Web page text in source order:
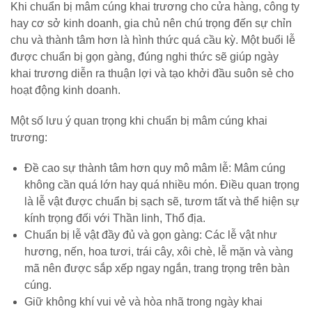
Khi chuẩn bị mâm cúng khai trương cho cửa hàng, công ty
hay cơ sở kinh doanh, gia chủ nên chú trọng đến sự chỉn
chu và thành tâm hơn là hình thức quá cầu kỳ. Một buổi lễ
được chuẩn bị gọn gàng, đúng nghi thức sẽ giúp ngày
khai trương diễn ra thuận lợi và tạo khởi đầu suôn sẻ cho
hoạt động kinh doanh.
Một số lưu ý quan trọng khi chuẩn bị mâm cúng khai
trương:
Đề cao sự thành tâm hơn quy mô mâm lễ: Mâm cúng
không cần quá lớn hay quá nhiều món. Điều quan trọng
là lễ vật được chuẩn bị sạch sẽ, tươm tất và thể hiện sự
kính trọng đối với Thần linh, Thổ địa.
Chuẩn bị lễ vật đầy đủ và gọn gàng: Các lễ vật như
hương, nến, hoa tươi, trái cây, xôi chè, lễ mặn và vàng
mã nên được sắp xếp ngay ngắn, trang trọng trên bàn
cúng.
Giữ không khí vui vẻ và hòa nhã trong ngày khai